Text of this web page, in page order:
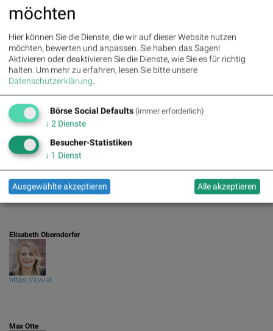
http://cmcmarkets.at
Markus Meister
http://www.finanznachrichten.de
Maximilian Nimmervoll
http://www.tailored-apps.com
Elisabeth Oberndorfer
https://qvv.at
Max Otte
möchten
Hier können Sie die Dienste, die wir auf dieser Website nutzen
möchten, bewerten und anpassen. Sie haben das Sagen!
Aktivieren oder deaktivieren Sie die Dienste, wie Sie es für richtig
halten. Um mehr zu erfahren, lesen Sie bitte unsere
Datenschutzerklärung.
Börse Social Defaults (immer erforderlich)
↓ 2 Dienste
Besucher-Statistiken
↓ 1 Dienst
Ausgewählte akzeptieren Alle akzeptieren